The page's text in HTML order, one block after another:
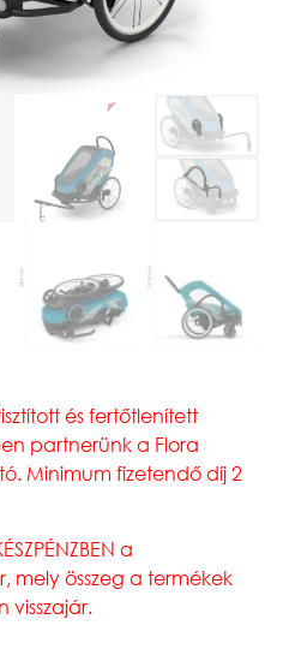
és fertőtlenített
partnerünk a Flora
Minimum fizetendő díj 2
a
mely összeg a termékek
visszajár.